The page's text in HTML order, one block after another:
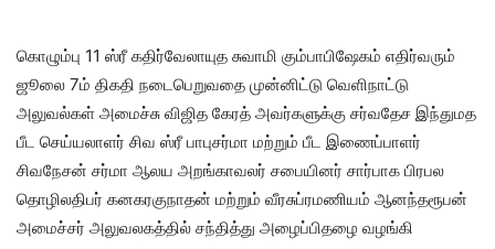
கொழும்பு 11 ஸ்ரீ கதிர்வேலாயுத சுவாமி கும்பாபிஷேகம் எதிர்வரும்
ஜூலை 7ம் திகதி நடைபெறுவதை முன்னிட்டு வெளிநாட்டு
அலுவல்கள் அமைச்சு விஜித கேரத் அவர்களுக்கு சர்வதேச இந்துமத
பீட செய்யலாளர் சிவ ஸ்ரீ பாபுசர்மா மற்றும் பீட இணைப்பாளர்
சிவநேசன் சர்மா ஆலய அறங்காவலர் சபையினர் சார்பாக பிரபல
தொழிலதிபர் கனகரகுநாதன் மற்றும் வீரசுப்ரமணியம் ஆனந்தரூபன்
அமைச்சர் அலுவலகத்தில் சந்தித்து அழைப்பிதழை வழங்கி